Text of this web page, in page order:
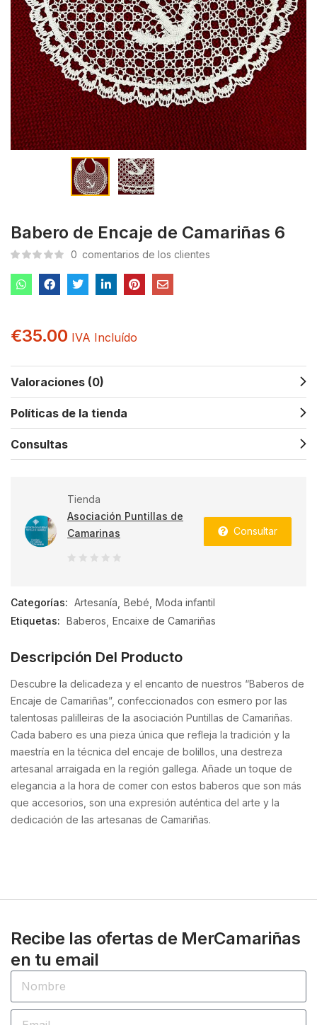
Babero de Encaje de Camariñas 6
0 comentarios de los clientes
€35.00 IVA Incluído
Valoraciones (0)
Políticas de la tienda
Consultas
Tienda
Asociación Puntillas de
Camarinas
Consultar
Categorías: Artesanía Bebé Moda infantil
Etiquetas: Baberos Encaixe de Camariñas
Descripción Del Producto
Descubre la delicadeza y el encanto de nuestros “Baberos de
Encaje de Camariñas”, confeccionados con esmero por las
talentosas palilleiras de la asociación Puntillas de Camariñas.
Cada babero es una pieza única que refleja la tradición y la
maestría en la técnica del encaje de bolillos, una destreza
artesanal arraigada en la región gallega. Añade un toque de
elegancia a la hora de comer con estos baberos que son más
que accesorios, son una expresión auténtica del arte y la
dedicación de las artesanas de Camariñas.
Recibe las ofertas de MerCamariñas
en tu email